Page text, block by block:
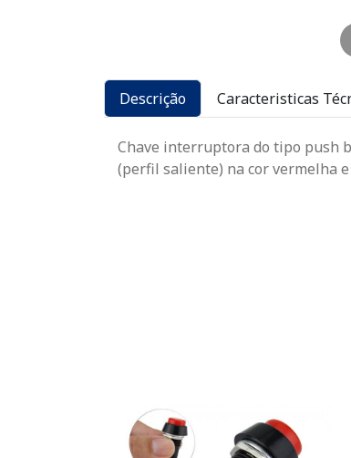
Descrição Caracteristicas
Chave interruptora do tipo push
(perfil saliente) na cor vermelha